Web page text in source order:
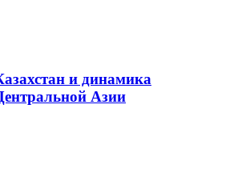
и динамика
Азии